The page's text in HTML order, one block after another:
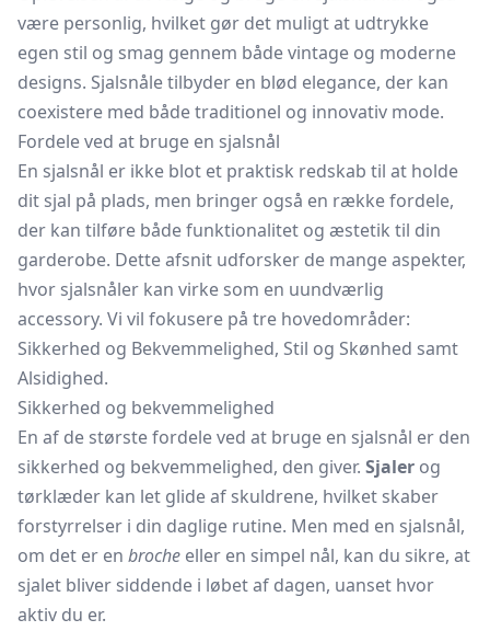
være personlig, hvilket gør det muligt at udtrykke
egen stil og smag gennem både vintage og moderne
designs. Sjalsnåle tilbyder en blød elegance, der kan
coexistere med både traditionel og innovativ mode.
Fordele ved at bruge en sjalsnål
En sjalsnål er ikke blot et praktisk redskab til at holde
dit sjal på plads, men bringer også en række fordele,
der kan tilføre både funktionalitet og æstetik til din
garderobe. Dette afsnit udforsker de mange aspekter,
hvor sjalsnåler kan virke som en uundværlig
accessory. Vi vil fokusere på tre hovedområder:
Sikkerhed og Bekvemmelighed, Stil og Skønhed samt
Alsidighed.
Sikkerhed og bekvemmelighed
En af de største fordele ved at bruge en sjalsnål er den
sikkerhed og bekvemmelighed, den giver. Sjaler og
tørklæder kan let glide af skuldrene, hvilket skaber
forstyrrelser i din daglige rutine. Men med en sjalsnål,
om det er en broche eller en simpel nål, kan du sikre, at
sjalet bliver siddende i løbet af dagen, uanset hvor
aktiv du er.